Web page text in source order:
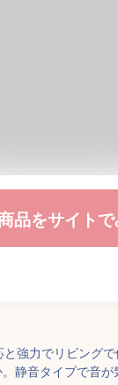
品をサイト
強力でリビング
静音タイプで音が